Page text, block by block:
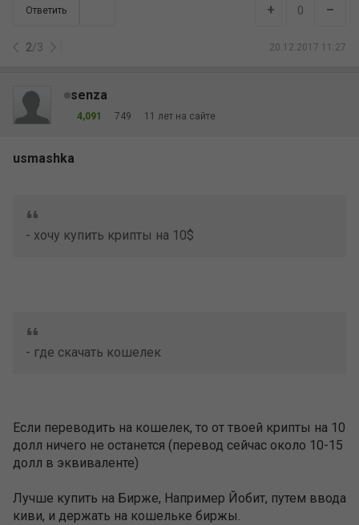
Ответить
2/3 20.12.2017 11:27
+ 0 –
senza
4,091 749 11 лет на сайте
usmashka
- хочу купить крипты на 10$
- где скачать кошелек
Если переводить на кошелек, то от твоей крипты на 10
долл ничего не останется (перевод сейчас около 10-15
долл в эквиваленте)
Лучше купить на Бирже, Например Йобит, путем ввода
киви, и держать на кошельке биржы.